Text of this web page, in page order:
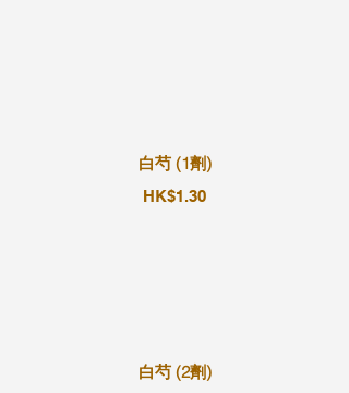
白芍 (1劑)
HK$1.30
白芍 (2劑)